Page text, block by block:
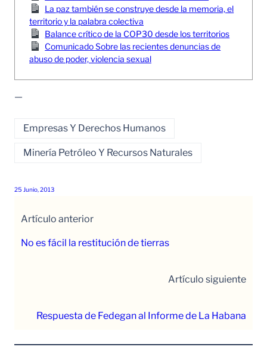
La paz también se construye desde la memoria, el
territorio y la palabra colectiva
Balance crítico de la COP30 desde los territorios
Comunicado Sobre las recientes denuncias de
abuso de poder, violencia sexual
—
Empresas Y Derechos Humanos
Minería Petróleo Y Recursos Naturales
25 Junio, 2013
Artículo anterior
No es fácil la restitución de tierras
Artículo siguiente
Respuesta de Fedegan al Informe de La Habana